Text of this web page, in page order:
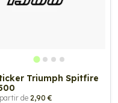
Triumph Spitfire
de 2,90 €